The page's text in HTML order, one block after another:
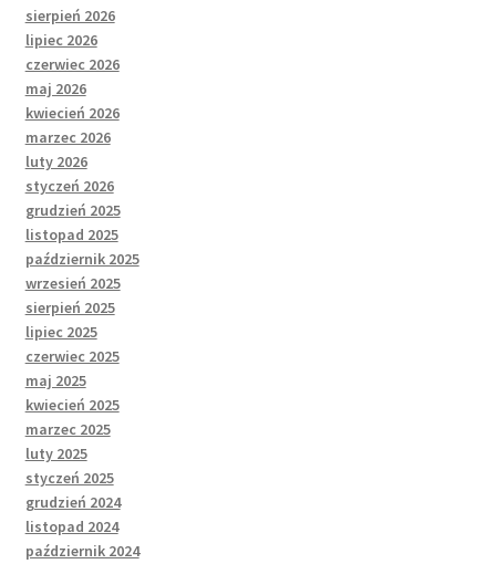
sierpień 2026
lipiec 2026
czerwiec 2026
maj 2026
kwiecień 2026
marzec 2026
luty 2026
styczeń 2026
grudzień 2025
listopad 2025
październik 2025
wrzesień 2025
sierpień 2025
lipiec 2025
czerwiec 2025
maj 2025
kwiecień 2025
marzec 2025
luty 2025
styczeń 2025
grudzień 2024
listopad 2024
październik 2024